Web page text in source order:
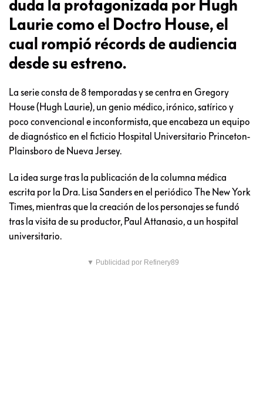
duda la protagonizada por Hugh
Laurie como el Doctro House, el
cual rompió récords de audiencia
desde su estreno.
La serie consta de 8 temporadas y se centra en Gregory
House (Hugh Laurie), un genio médico, irónico, satírico y
poco convencional e inconformista, que encabeza un equipo
de diagnóstico en el ficticio Hospital Universitario Princeton-
Plainsboro de Nueva Jersey.
La idea surge tras la publicación de la columna médica
escrita por la Dra. Lisa Sanders en el periódico The New York
Times, mientras que la creación de los personajes se fundó
tras la visita de su productor, Paul Attanasio, a un hospital
universitario.
▼ Publicidad por Refinery89